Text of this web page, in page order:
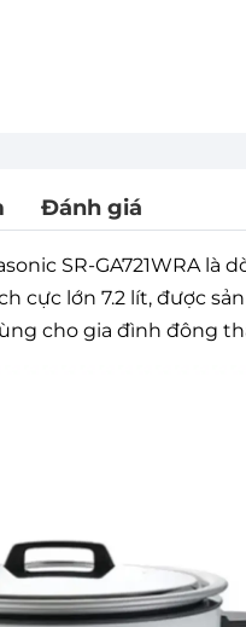
Đánh giá
SR-GA721WRA
cực lớn 7.2 lít, được
cho gia đình đông